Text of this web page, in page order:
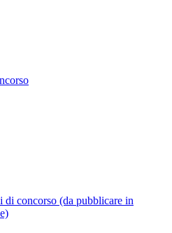
di concorso (da pubblicare in